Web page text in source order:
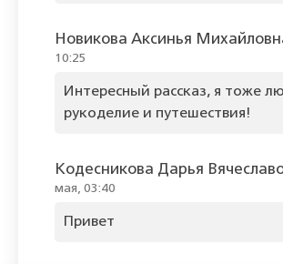
Новикова Аксинья
10:25
Интересный рассказ, я тоже
рукоделие и путешествия!
Кодесникова Дарья
мая, 03:40
Привет